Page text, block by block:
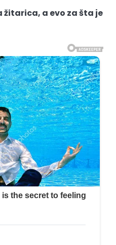
žitarica, a evo za šta je